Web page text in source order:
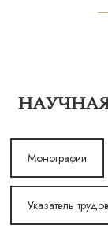
Монографии
Указатель трудов